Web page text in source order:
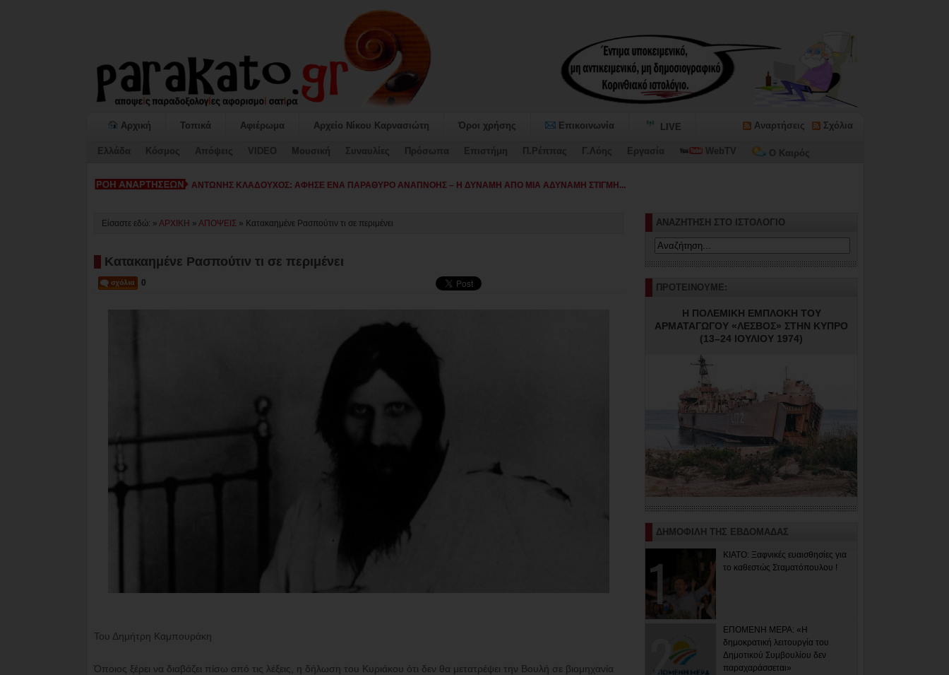
Αρχική Τοπικά Αφιέρωμα Αρχείο Νίκου Καρνασιώτη Όροι χρήσης Επικοινωνία LIVE Αναρτήσεις Σχόλια
Ελλάδα Κόσμος Απόψεις VIDEO Μουσική Συναυλίες Πρόσωπα Επιστήμη Π.Ρέππας Γ.Λόης Εργασία WebTV Ο Καιρός
ΚΙΑΤΟ: Η «ΕΠΟΜΕΝΗ ΜΕΡΑ» καταψήφ-
Είσαστε εδώ: » ΑΡΧΙΚΗ » ΑΠΟΨΕΙΣ » Κατακαημένε Ρασπούτιν τι σε περιμένει
Κατακαημένε Ρασπούτιν τι σε περιμένει
0
Του Δημήτρη Καμπουράκη
Όποιος ξέρει να διαβάζει πίσω από τις λέξεις, η δήλωση του Κυριάκου ότι δεν θα μετατρέψει την Βουλή σε βιομηχανία
ΑΝΑΖΗΤΗΣΗ ΣΤΟ ΙΣΤΟΛΟΓΙΟ
ΠΡΟΤΕΙΝΟΥΜΕ:
Η ΠΟΛΕΜΙΚΗ ΕΜΠΛΟΚΗ ΤΟΥ
ΑΡΜΑΤΑΓΩΓΟΥ «ΛΕΣΒΟΣ» ΣΤΗΝ ΚΥΠΡΟ
(13–24 ΙΟΥΛΙΟΥ 1974)
ΔΗΜΟΦΙΛΗ ΤΗΣ ΕΒΔΟΜΑΔΑΣ
ΚΙΑΤΟ: Ξαφνικές ευαισθησίες για
το καθεστώς Σταματόπουλου !
ΕΠΟΜΕΝΗ ΜΕΡΑ: «Η
δημοκρατική λειτουργία του
Δημοτικού Συμβουλίου δεν
παραχαράσσεται»